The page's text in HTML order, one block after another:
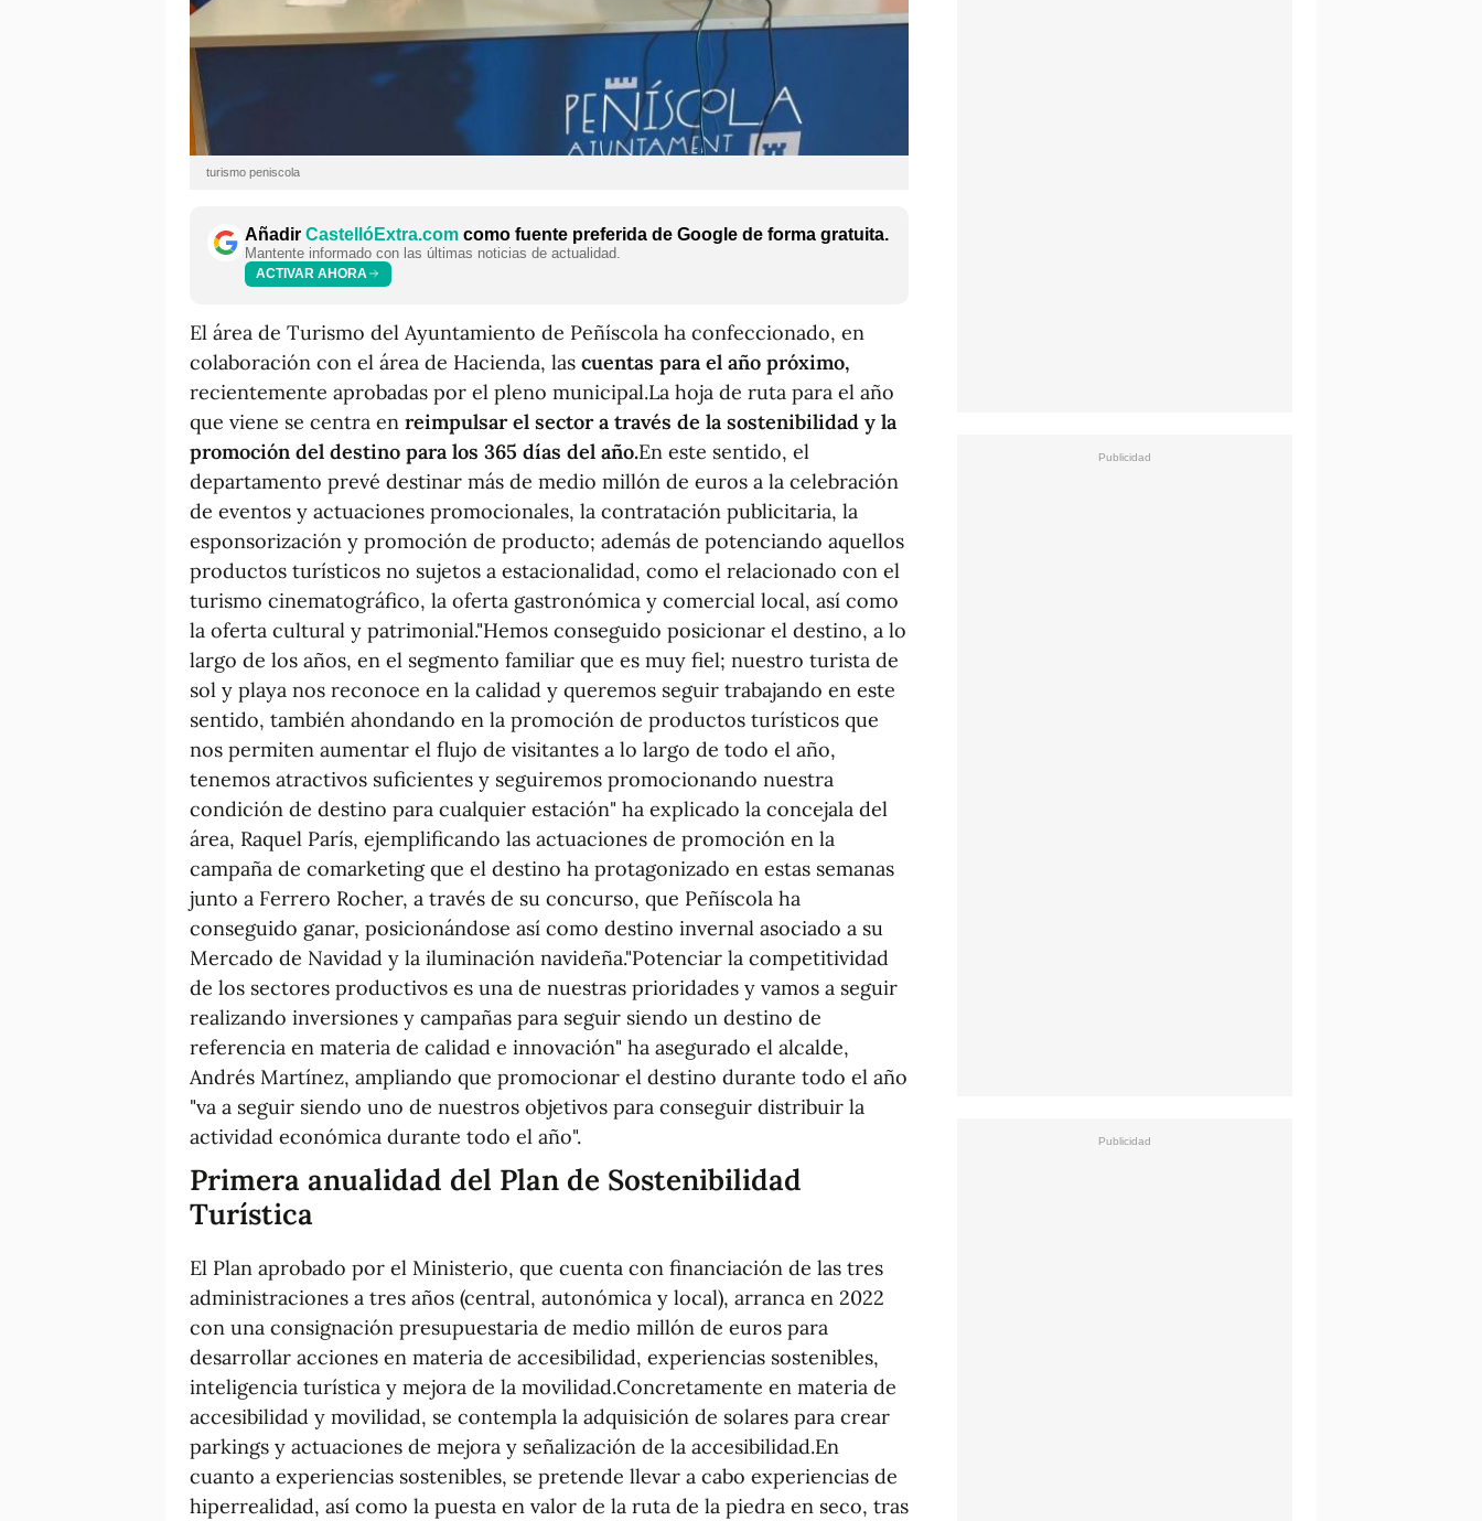
turismo peniscola
Añadir CastellóExtra.com como fuente preferida de Google de forma gratuita.
Mantente informado con las últimas noticias de actualidad.
ACTIVAR AHORA
El área de Turismo del Ayuntamiento de Peñíscola ha confeccionado, en
colaboración con el área de Hacienda, las cuentas para el año próximo,
recientemente aprobadas por el pleno municipal.La hoja de ruta para el año
que viene se centra en reimpulsar el sector a través de la sostenibilidad y la
promoción del destino para los 365 días del año.En este sentido, el
departamento prevé destinar más de medio millón de euros a la celebración
de eventos y actuaciones promocionales, la contratación publicitaria, la
esponsorización y promoción de producto; además de potenciando aquellos
productos turísticos no sujetos a estacionalidad, como el relacionado con el
turismo cinematográfico, la oferta gastronómica y comercial local, así como
la oferta cultural y patrimonial."Hemos conseguido posicionar el destino, a lo
largo de los años, en el segmento familiar que es muy fiel; nuestro turista de
sol y playa nos reconoce en la calidad y queremos seguir trabajando en este
sentido, también ahondando en la promoción de productos turísticos que
nos permiten aumentar el flujo de visitantes a lo largo de todo el año,
tenemos atractivos suficientes y seguiremos promocionando nuestra
condición de destino para cualquier estación" ha explicado la concejala del
área, Raquel París, ejemplificando las actuaciones de promoción en la
campaña de comarketing que el destino ha protagonizado en estas semanas
junto a Ferrero Rocher, a través de su concurso, que Peñíscola ha
conseguido ganar, posicionándose así como destino invernal asociado a su
Mercado de Navidad y la iluminación navideña."Potenciar la competitividad
de los sectores productivos es una de nuestras prioridades y vamos a seguir
realizando inversiones y campañas para seguir siendo un destino de
referencia en materia de calidad e innovación" ha asegurado el alcalde,
Andrés Martínez, ampliando que promocionar el destino durante todo el año
"va a seguir siendo uno de nuestros objetivos para conseguir distribuir la
actividad económica durante todo el año".
Primera anualidad del Plan de Sostenibilidad
Turística
El Plan aprobado por el Ministerio, que cuenta con financiación de las tres
administraciones a tres años (central, autonómica y local), arranca en 2022
con una consignación presupuestaria de medio millón de euros para
desarrollar acciones en materia de accesibilidad, experiencias sostenibles,
inteligencia turística y mejora de la movilidad.Concretamente en materia de
accesibilidad y movilidad, se contempla la adquisición de solares para crear
parkings y actuaciones de mejora y señalización de la accesibilidad.En
cuanto a experiencias sostenibles, se pretende llevar a cabo experiencias de
hiperrealidad, así como la puesta en valor de la ruta de la piedra en seco, tras